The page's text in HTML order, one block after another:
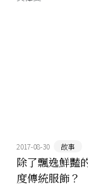
2017-08-30 故事
除了飄逸鮮豔
度傳統服飾？